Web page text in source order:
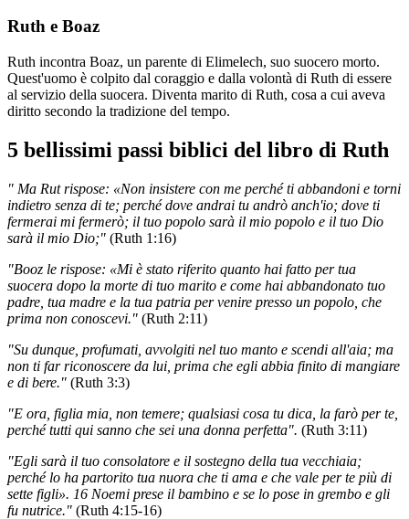
Ruth e Boaz
Ruth incontra Boaz, un parente di Elimelech, suo suocero morto.
Quest'uomo è colpito dal coraggio e dalla volontà di Ruth di essere
al servizio della suocera. Diventa marito di Ruth, cosa a cui aveva
diritto secondo la tradizione del tempo.
5 bellissimi passi biblici del libro di Ruth
" Ma Rut rispose: «Non insistere con me perché ti abbandoni e torni
indietro senza di te; perché dove andrai tu andrò anch'io; dove ti
fermerai mi fermerò; il tuo popolo sarà il mio popolo e il tuo Dio
sarà il mio Dio;" (Ruth 1:16)
"Booz le rispose: «Mi è stato riferito quanto hai fatto per tua
suocera dopo la morte di tuo marito e come hai abbandonato tuo
padre, tua madre e la tua patria per venire presso un popolo, che
prima non conoscevi." (Ruth 2:11)
"Su dunque, profumati, avvolgiti nel tuo manto e scendi all'aia; ma
non ti far riconoscere da lui, prima che egli abbia finito di mangiare
e di bere." (Ruth 3:3)
"E ora, figlia mia, non temere; qualsiasi cosa tu dica, la farò per te,
perché tutti qui sanno che sei una donna perfetta". (Ruth 3:11)
"Egli sarà il tuo consolatore e il sostegno della tua vecchiaia;
perché lo ha partorito tua nuora che ti ama e che vale per te più di
sette figli». 16 Noemi prese il bambino e se lo pose in grembo e gli
fu nutrice." (Ruth 4:15-16)